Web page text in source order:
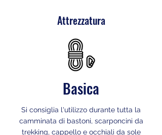
Attrezzatura
Basica
Si consiglia l'utilizzo durante tutta la
camminata di bastoni, scarponcini da
trekking, cappello e occhiali da sole